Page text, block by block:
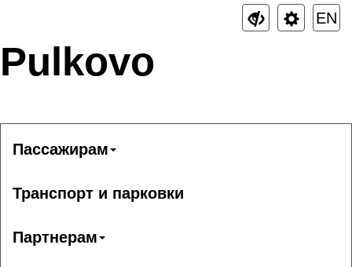
EN
Pulkovo
Пассажирам
Транспорт и парковки
Партнерам